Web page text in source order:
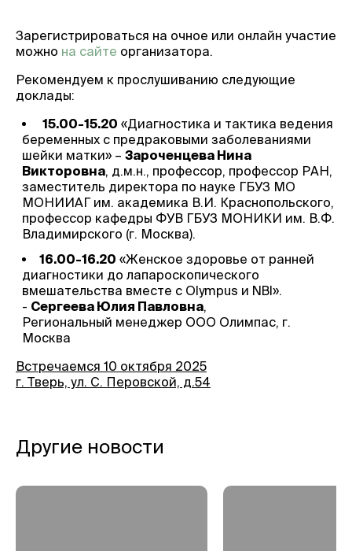
Зарегистрироваться на очное или онлайн участие
можно на сайте организатора.
Рекомендуем к прослушиванию следующие
доклады:
15.00-15.20 «Диагностика и тактика ведения
беременных с предраковыми заболеваниями
шейки матки» – Зароченцева Нина
Викторовна, д.м.н., профессор, профессор РАН,
заместитель директора по науке ГБУЗ МО
МОНИИАГ им. академика В.И. Краснопольского,
профессор кафедры ФУВ ГБУЗ МОНИКИ им. В.Ф.
Владимирского (г. Москва).
16.00-16.20 «Женское здоровье от ранней
диагностики до лапароскопического
вмешательства вместе с Olympus и NBI».
- Сергеева Юлия Павловна,
Региональный менеджер ООО Олимпас, г.
Москва
Встречаемся 10 октября 2025
г. Тверь, ул. С. Перовской, д.54
Другие новости